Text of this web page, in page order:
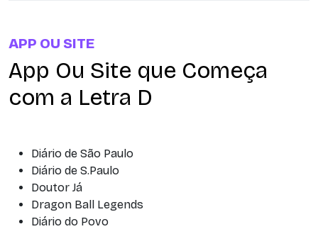
APP OU SITE
App Ou Site que Começa
com a Letra D
Diário de São Paulo
Diário de S.Paulo
Doutor Já
Dragon Ball Legends
Diário do Povo